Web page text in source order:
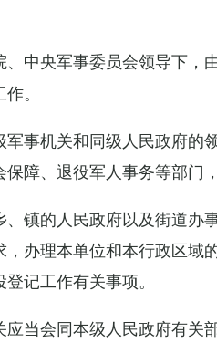
中央军事委员会领导下，
。
事机关和同级人民政府的
障、退役军人事务等部门
镇的人民政府以及街道办
办理本单位和本行政区域
记工作有关事项。
当会同本级人民政府有关